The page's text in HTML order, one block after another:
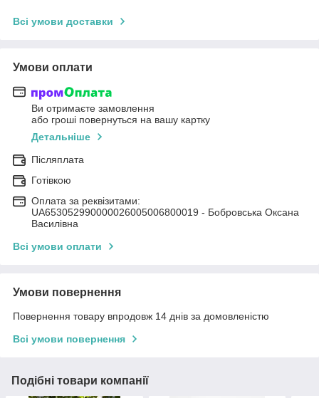
Всі умови доставки
Умови оплати
Ви отримаєте замовлення
або гроші повернуться на вашу картку
Детальніше
Післяплата
Готівкою
Оплата за реквізитами:
UA653052990000026005006800019 - Бобровська Оксана
Василівна
Всі умови оплати
Умови повернення
Повернення товару впродовж 14 днів за домовленістю
Всі умови повернення
Подібні товари компанії